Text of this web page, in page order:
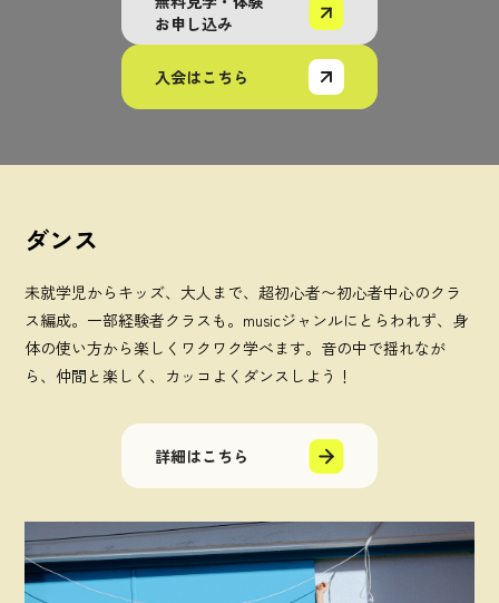
お申し込み
入会はこちら
ダンス
未就学児からキッズ、大人まで、超初心者〜初心者中心のクラ
ス編成。一部経験者クラスも。musicジャンルにとらわれず、身
体の使い方から楽しくワクワク学べます。音の中で揺れなが
ら、仲間と楽しく、カッコよくダンスしよう！
詳細はこちら